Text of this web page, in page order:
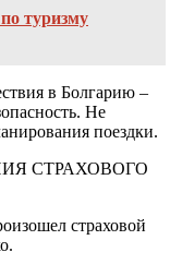
туризму
в Болгарию –
Не
поездки.
СТРАХОВОГО
страховой